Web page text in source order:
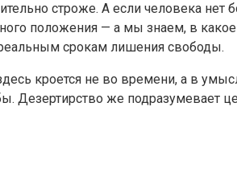
строже. А если человека нет
положения — а мы знаем, в
реальным срокам лишения свободы.
кроется не во времени, а в
Дезертирство же подразумевает